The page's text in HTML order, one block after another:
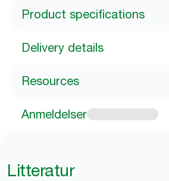
Product specifications
Delivery details
Resources
Anmeldelser
Litteratur